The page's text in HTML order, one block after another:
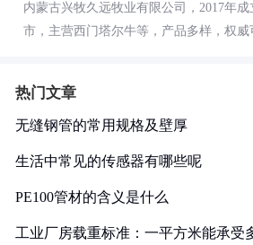
内蒙古兴牧久远牧业有限公司，2017年
市，主营西门塔尔牛等，产品多样，权威
热门文章
无缝钢管的常用规格及壁厚
生活中常见的传感器有哪些呢
PE100管材的含义是什么
工业厂房载重标准：一平方米能承受